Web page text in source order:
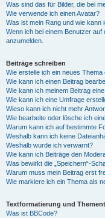
Was sind das für Bilder, die bei
Wie verwende ich einen Avatar?
Was ist mein Rang und wie kann
Wenn ich bei einem Benutzer
anzumelden.
Beiträge schreiben
Wie erstelle ich ein neues Thema
Wie kann ich einen Beitrag
Wie kann ich meinem Beitrag
Wie kann ich eine Umfrage
Wieso kann ich nicht mehr
Wie bearbeite oder lösche ich
Warum kann ich auf bestimmte
Weshalb kann ich keine
Weshalb wurde ich verwarnt?
Wie kann ich Beiträge den
Was bewirkt die „Speichern“-
Warum muss mein Beitrag erst
Wie markiere ich ein Thema als
Textformatierung und
Was ist BBCode?